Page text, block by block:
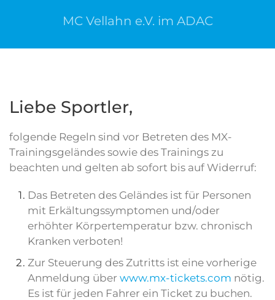
MC Vellahn e.V. im ADAC
Liebe Sportler,
folgende Regeln sind vor Betreten des MX-
Trainings­geländes sowie des Trainings zu
beachten und gelten ab sofort bis auf Widerruf:
Das Betreten des Geländes ist für Personen
mit Erkältungs­symptomen und/oder
erhöhter Körper­temperatur bzw. chronisch
Kranken verboten!
Zur Steuerung des Zutritts ist eine vorherige
Anmeldung über www.mx-tickets.com nötig.
Es ist für jeden Fahrer ein Ticket zu buchen.